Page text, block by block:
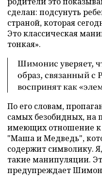
сделан: подсунуть
страной, которая
Это классическая
тонкая».
Шимонис уверяет,
образ, связанный с
воспринят как
По его словам,
самых безобидных, на
имеющих отношение к
"Маша и Медведь",
содержит символику.
такие манипуляции.
предупреждает